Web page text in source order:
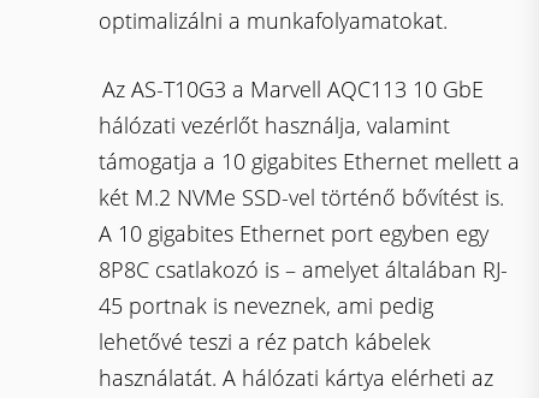
optimalizálni a munkafolyamatokat.
Az AS-T10G3 a Marvell AQC113 10 GbE
hálózati vezérlőt használja, valamint
támogatja a 10 gigabites Ethernet mellett a
két M.2 NVMe SSD-vel történő bővítést is.
A 10 gigabites Ethernet port egyben egy
8P8C csatlakozó is – amelyet általában RJ-
45 portnak is neveznek, ami pedig
lehetővé teszi a réz patch kábelek
használatát. A hálózati kártya elérheti az